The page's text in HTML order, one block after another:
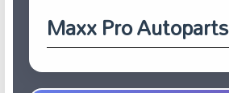
Maxx Pro Autoparts